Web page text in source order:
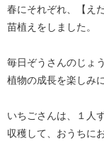
春にそれぞれ、【え
苗植えをしました。
毎日ぞうさんのじょ
植物の成長を楽しみ
いちごさんは、１人
収穫して、おうちに